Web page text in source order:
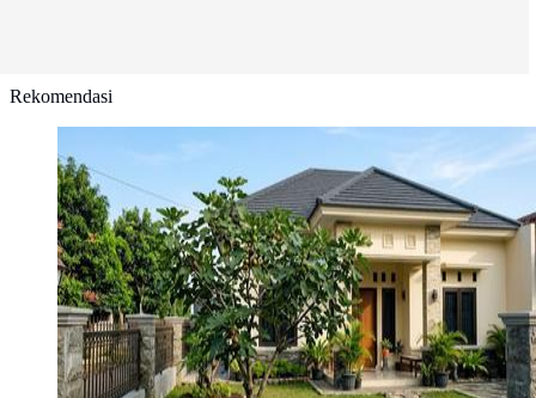
Rekomendasi